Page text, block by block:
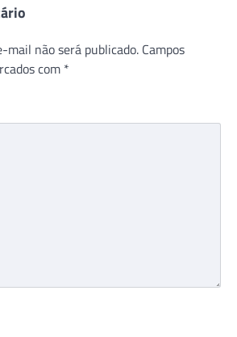
mail não será publicado. Campos
com *